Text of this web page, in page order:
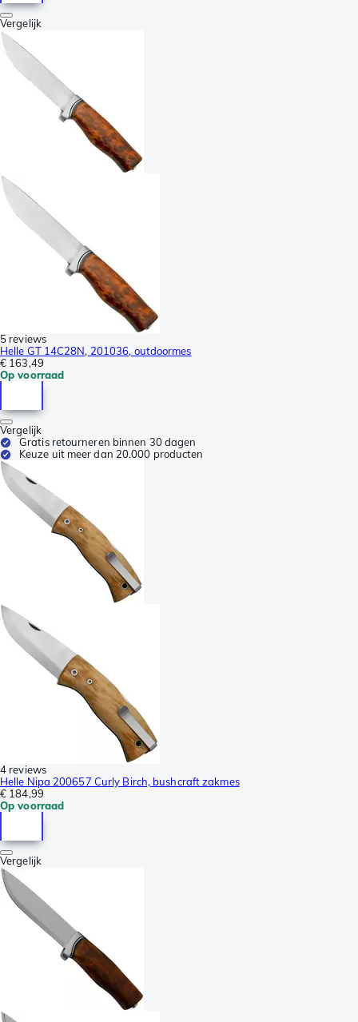
Vergelijk
5 reviews
Helle GT 14C28N, 201036, outdoormes
€ 163,49
Op voorraad
Vergelijk
Gratis retourneren binnen 30 dagen
Keuze uit meer dan 20.000 producten
4 reviews
Helle Nipa 200657 Curly Birch, bushcraft zakmes
€ 184,99
Op voorraad
Vergelijk